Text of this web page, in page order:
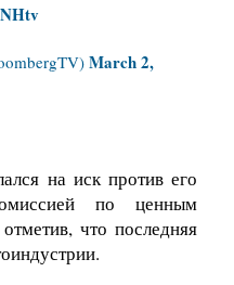
March 2,
на иск против его
по ценным
что последняя